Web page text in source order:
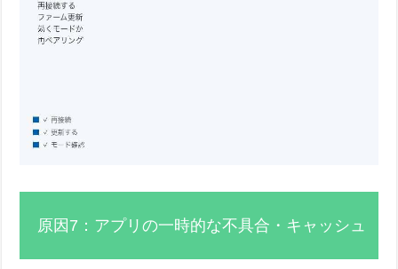
原因7：アプリの一時的な不具合・キャッシュ